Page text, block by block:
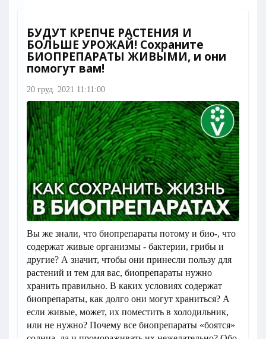
БУДУТ КРЕПЧЕ РАСТЕНИЯ И
БОЛЬШЕ УРОЖАЙ! Сохраните
БИОПРЕПАРАТЫ ЖИВЫМИ, и они
помогут вам!
20 груд. 2021 11:11:00
Вы же знали, что биопрепараты потому и био-, что
содержат живые организмы - бактерии, грибы и
другие? А значит, чтобы они принесли пользу для
растений и тем для вас, биопрепараты нужно
хранить правильно. В каких условиях содержат
биопрепараты, как долго они могут храниться? А
если живые, может, их поместить в холодильник,
или не нужно? Почему все биопрепараты «боятся»